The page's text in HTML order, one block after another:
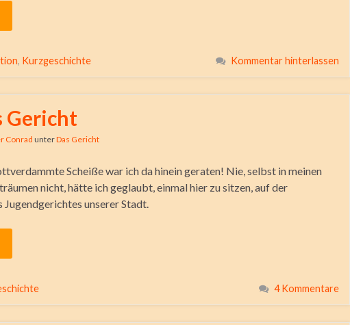
, Kurzgeschichte Kommentar hinterlassen
Gericht
ConradunterDas Gericht
Scheiße war ich da hinein geraten! Nie, selbst in meinen
nicht, hätte ich geglaubt, einmal hier zu sitzen, auf der
unserer Stadt.
4 Kommentare